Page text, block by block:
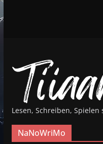
Lesen, Schreiben, Spielen
NaNoWriMo